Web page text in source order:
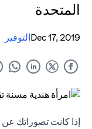
المتحدة
Dec 17, 2019التوفير
إذا كانت تصوراتك